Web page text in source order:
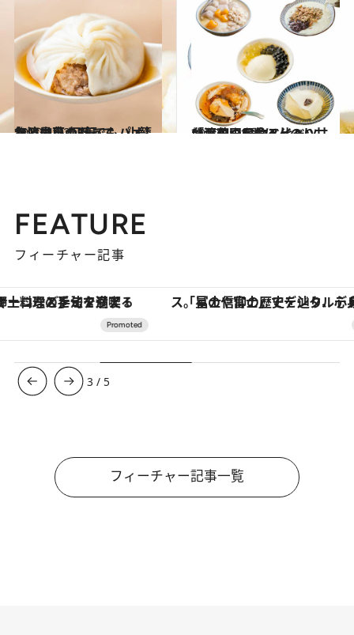
2020.4.22
台湾はいつだって、小籠包と小菜 何度でもパオしたい最高の3軒
旅＆お出かけ 2020.4.21
台湾の国民的スイーツ「豆花」5選 ほんのり甘いおやつを食べ比べ
旅＆お出かけ
FEATURE
フィーチャー記事
「星のや富士」でデジタルデトックス。冨士信仰の歴史を辿り、心身を調える。 【銀座で出合う最旬美容】美髪ケアや上質
3 / 5
フィーチャー記事一覧